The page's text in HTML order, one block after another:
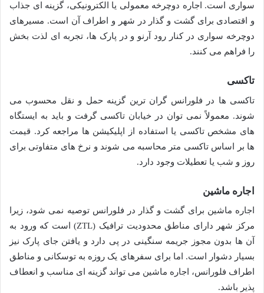
سواری است. اجاره دوچرخه معمولی یا الکترونیکی، گزینه ای جذاب
و اقتصادی برای گشت و گذار در شهر و اطراف آن است. مسیرهای
دوچرخه سواری در کنار رود آرنو و در پارک ها، تجربه ای لذت بخش
را فراهم می کنند.
تاکسی
تاکسی ها در فلورانس گران ترین گزینه حمل و نقل محسوب می
شوند. معمولاً نمی توان در خیابان تاکسی گرفت و باید به ایستگاه
های مشخص تاکسی یا استفاده از اپلیکیشن ها مراجعه کرد. قیمت
ها بر اساس تاکسی متر محاسبه می شوند و نرخ های متفاوتی برای
روز و شب یا تعطیلات وجود دارد.
اجاره ماشین
اجاره ماشین برای گشت و گذار در فلورانس توصیه نمی شود، زیرا
مرکز شهر دارای مناطق محدودیت ترافیک (ZTL) است که ورود به
آن ها بدون مجوز جریمه سنگینی در پی دارد و یافتن جای پارک نیز
بسیار دشوار است. اما برای سفرهای یک روزه به توسکانی و مناطق
اطراف فلورانس، اجاره ماشین می تواند گزینه ای مناسب و انعطاف
پذیر باشد.